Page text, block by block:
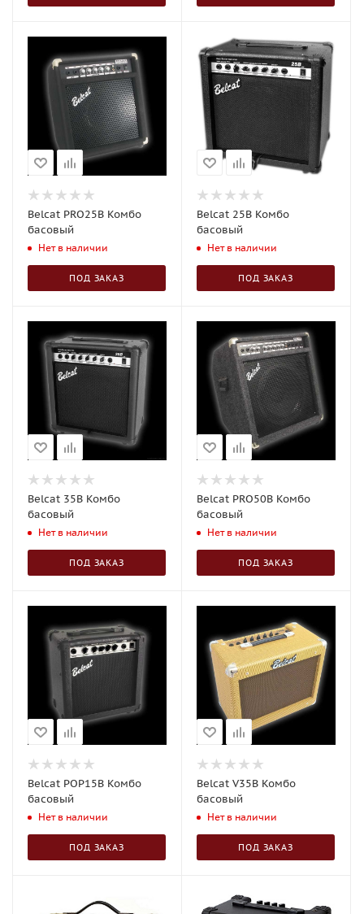
Belcat PRO25B Комбо
басовый
Нет в наличии
ПОД ЗАКАЗ
Belcat 25B Комбо
басовый
Нет в наличии
ПОД ЗАКАЗ
Belcat 35B Комбо
басовый
Нет в наличии
ПОД ЗАКАЗ
Belcat PRO50B Комбо
басовый
Нет в наличии
ПОД ЗАКАЗ
Belcat POP15B Комбо
басовый
Нет в наличии
ПОД ЗАКАЗ
Belcat V35B Комбо
басовый
Нет в наличии
ПОД ЗАКАЗ